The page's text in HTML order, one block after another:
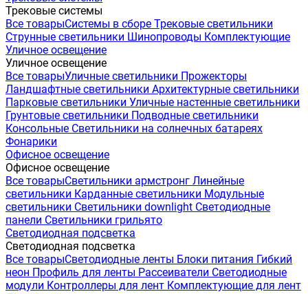
Трековые системы
Все товарыСистемы в сборе Трековые светильники
Струнные светильники Шинопроводы Комплектующие
Уличное освещение
Уличное освещение
Все товарыУличные светильники Прожекторы
Ландшафтные светильники Архитектурные светильники
Парковые светильники Уличные настенные светильники
Грунтовые светильники Подводные светильники
Консольные Светильники на солнечных батареях
Фонарики
Офисное освещение
Офисное освещение
Все товарыСветильники армстронг Линейные
светильники Карданные светильники Модульные
светильники Светильники downlight Светодиодные
панели Светильники грильято
Светодиодная подсветка
Светодиодная подсветка
Все товарыСветодиодные ленты Блоки питания Гибкий
неон Профиль для ленты Рассеиватели Светодиодные
модули Контроллеры для лент Комплектующие для лент